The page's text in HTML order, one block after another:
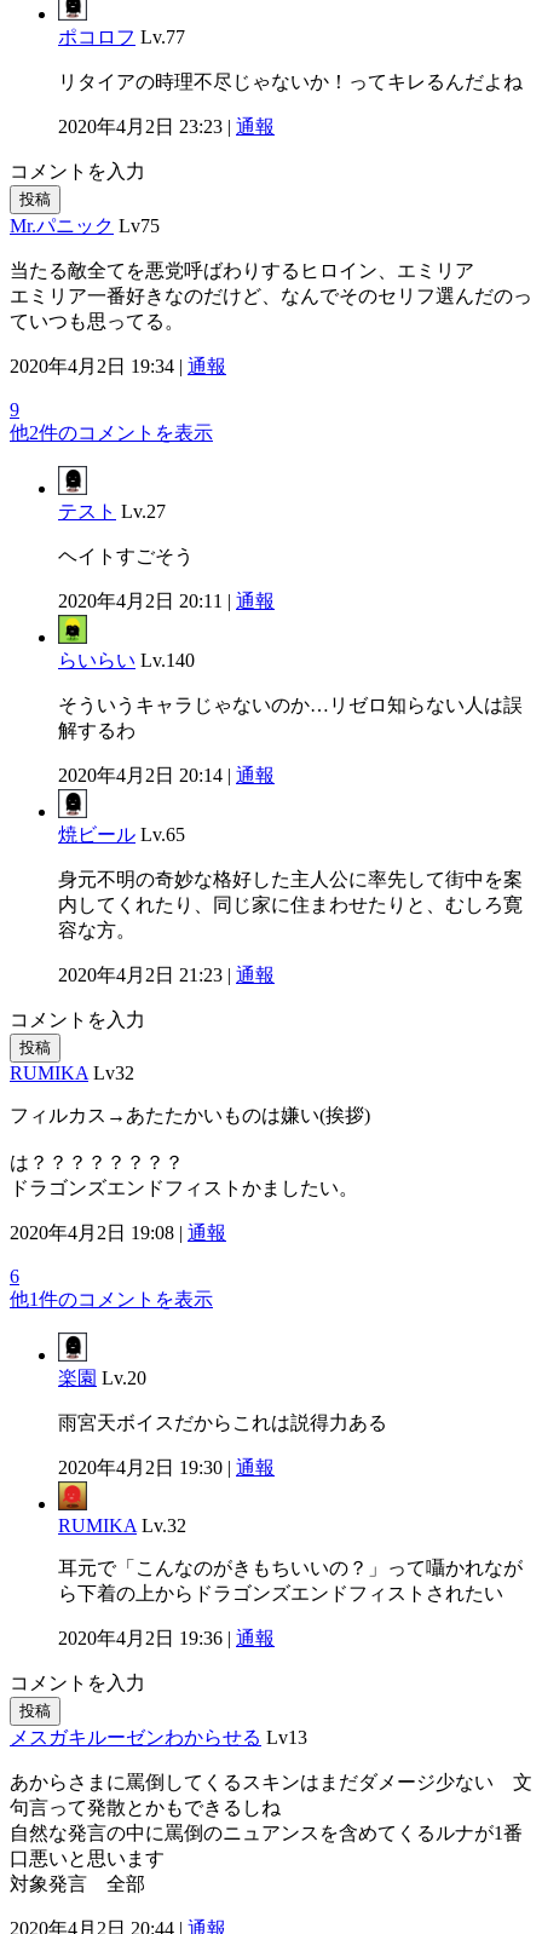
ポコロフ Lv.77
リタイアの時理不尽じゃないか！ってキレるんだよね
2020年4月2日 23:23 | 通報
コメントを入力
投稿
Mr.パニック Lv75
当たる敵全てを悪党呼ばわりするヒロイン、エミリア
エミリア一番好きなのだけど、なんでそのセリフ選んだのっ
ていつも思ってる。
2020年4月2日 19:34 | 通報
9
他2件のコメントを表示
テスト Lv.27
ヘイトすごそう
2020年4月2日 20:11 | 通報
らいらい Lv.140
そういうキャラじゃないのか…リゼロ知らない人は誤
解するわ
2020年4月2日 20:14 | 通報
焼ビール Lv.65
身元不明の奇妙な格好した主人公に率先して街中を案
内してくれたり、同じ家に住まわせたりと、むしろ寛
容な方。
2020年4月2日 21:23 | 通報
コメントを入力
投稿
RUMIKA Lv32
フィルカス→あたたかいものは嫌い(挨拶)
は？？？？？？？？
ドラゴンズエンドフィストかましたい。
2020年4月2日 19:08 | 通報
6
他1件のコメントを表示
楽園 Lv.20
雨宮天ボイスだからこれは説得力ある
2020年4月2日 19:30 | 通報
RUMIKA Lv.32
耳元で「こんなのがきもちいいの？」って囁かれなが
ら下着の上からドラゴンズエンドフィストされたい
2020年4月2日 19:36 | 通報
コメントを入力
投稿
メスガキルーゼンわからせる Lv13
あからさまに罵倒してくるスキンはまだダメージ少ない 文
句言って発散とかもできるしね
自然な発言の中に罵倒のニュアンスを含めてくるルナが1番
口悪いと思います
対象発言 全部
2020年4月2日 20:44 | 通報